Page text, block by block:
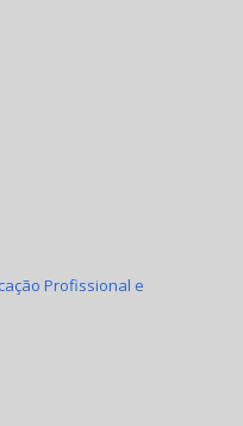
Profissional e